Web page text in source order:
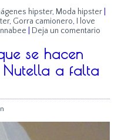
hipster, Moda hipster
, Gorra camionero,
I love
Deja un comentario
se hacen
Nutella a falta